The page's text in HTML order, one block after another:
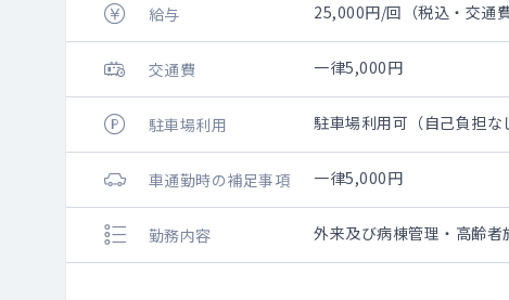
給与 25,000円/回（税込・交通費
交通費 一律5,000円
駐車場利用 駐車場利用可（自己負担な
車通勤時の補足事項 一律5,000円
勤務内容 外来及び病棟管理・高齢者